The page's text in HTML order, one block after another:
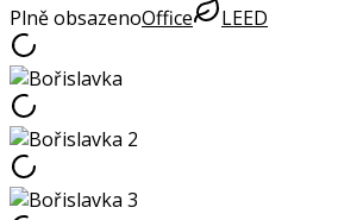
Plně obsazenoOffice LEED